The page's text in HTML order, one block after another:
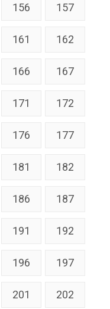
156 157
161 162
166 167
171 172
176 177
181 182
186 187
191 192
196 197
201 202